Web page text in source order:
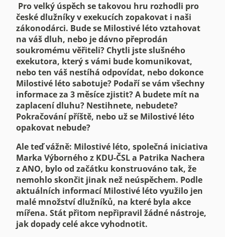
Pro velký úspěch se takovou hru rozhodli pro
české dlužníky v exekucích zopakovat i naši
zákonodárci. Bude se Milostivé léto vztahovat
na váš dluh, nebo je dávno přeprodán
soukromému věřiteli? Chytli jste slušného
exekutora, který s vámi bude komunikovat,
nebo ten váš nestíhá odpovídat, nebo dokonce
Milostivé léto sabotuje? Podaří se vám všechny
informace za 3 měsíce zjistit? A budete mít na
zaplacení dluhu? Nestihnete, nebudete?
Pokračování příště, nebo už se Milostivé léto
opakovat nebude?
Ale teď vážně: Milostivé léto, společná iniciativa
Marka Výborného z KDU-ČSL a Patrika Nachera
z ANO, bylo od začátku konstruováno tak, že
nemohlo skončit jinak než neúspěchem. Podle
aktuálních informací Milostivé léto využilo jen
malé množství dlužníků, na které byla akce
mířena. Stát přitom nepřipravil žádné nástroje,
jak dopady celé akce vyhodnotit.